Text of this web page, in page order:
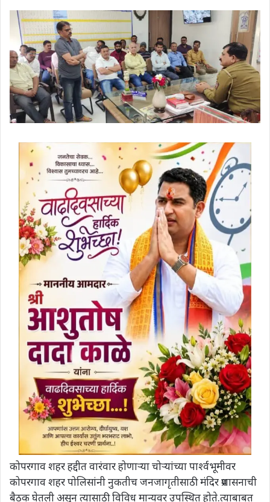
कोपरगाव शहर हद्दीत वारंवार होणाऱ्या चोऱ्यांच्या पार्श्वभूमीवर
कोपरगाव शहर पोलिसांनी नुकतीच जनजागृतीसाठी मंदिर प्रशासनाची
बैठक घेतली असून त्यासाठी विविध मान्यवर उपस्थित होते.त्याबाबत